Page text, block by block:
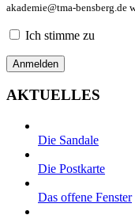
akademie@tma-bensberg.de
Ich stimme zu
AKTUELLES
Die Sandale
Die Postkarte
Das offene Fenster